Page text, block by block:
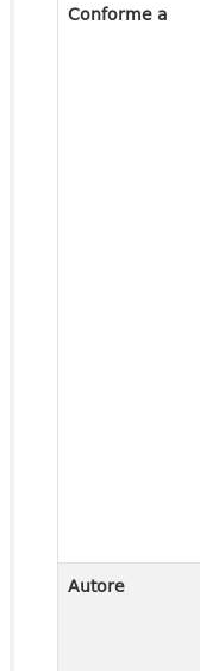
Conforme a
Autore